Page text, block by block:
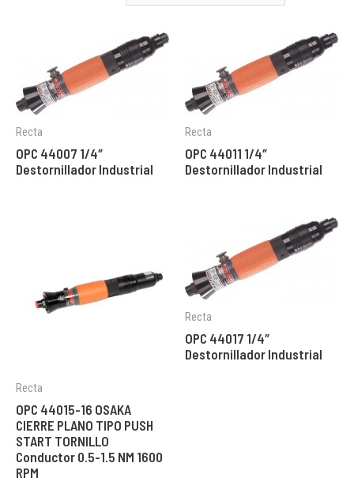
Recta
OPC 44007 1/4″
Destornillador Industrial
Recta
OPC 44011 1/4″
Destornillador Industrial
Recta
OPC 44015-16 OSAKA
CIERRE PLANO TIPO PUSH
START TORNILLO
Conductor 0.5-1.5 NM 1600
RPM
Recta
OPC 44017 1/4″
Destornillador Industrial